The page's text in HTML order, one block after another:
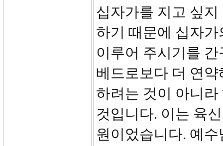
십자가를 지고 싶
하기 때문에 십자
이루어 주시기를
베드로보다 더 연
하려는 것이 아니
것입니다. 이는 육
원이었습니다. 예